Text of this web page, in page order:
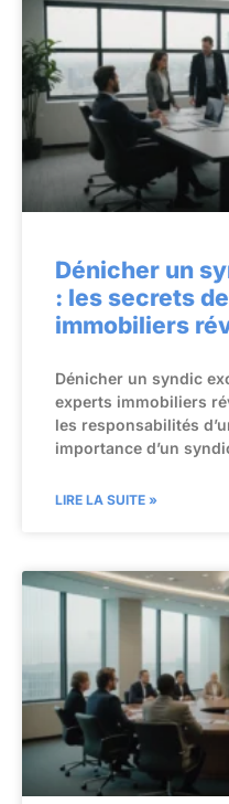
Dénicher un
: les secrets
immobiliers
Dénicher un syndic
experts immobiliers
les responsabilités
importance d’un
LIRE LA SUITE »